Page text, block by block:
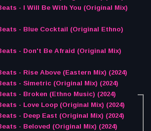
- I Will Be With You (Original Mix)
- Blue Cocktail (Original Ethno)
- Don't Be Afraid (Original Mix)
- Rise Above (Eastern Mix) (2024)
- Simetric (Original Mix) (2024)
- Broken (Ethno Music) (2024)
- Love Loop (Original Mix) (2024)
- Deep East (Original Mix) (2024)
- Beloved (Original Mix) (2024)